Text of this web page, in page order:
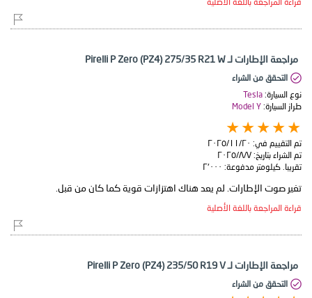
مراجعة الإطارات لـ Pirelli P Zero (PZ4) 275/35 R21 W
التحقق من الشراء
نوع السيارة: Tesla
طراز السيارة: Model Y
تم التقييم في: ٢٠‏/١١‏/٢٠٢٥
تم الشراء بتاريخ: ٧‏/٨‏/٢٠٢٥
تقريبا. كيلومتر مدفوعة: ٢٬٠٠٠
تغير صوت الإطارات. لم يعد هناك اهتزازات قوية كما كان من قبل.
قراءة المراجعة باللغة الأصلية
مراجعة الإطارات لـ Pirelli P Zero (PZ4) 235/50 R19 V
التحقق من الشراء